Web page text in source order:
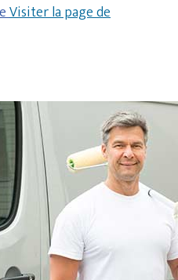
Visiter la page de